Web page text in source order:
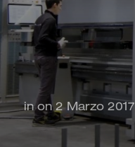
inon 2 Marzo 2017